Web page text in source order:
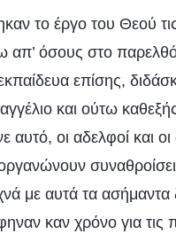
το έργο του Θεού
απ’ όσους στο
επίσης,
και ούτω
οι αδελφοί και
με αυτά τα ασήμαντα
καν χρόνο για τις